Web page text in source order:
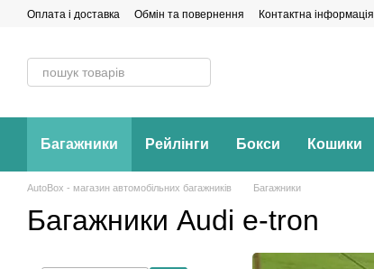
Перейти до основного контенту
Оплата і доставка Обмін та повернення Контактна інформація
Багажники Рейлінги Бокси Кошики
AutoBox - магазин автомобільних багажників Багажники
Багажники Audi e-tron